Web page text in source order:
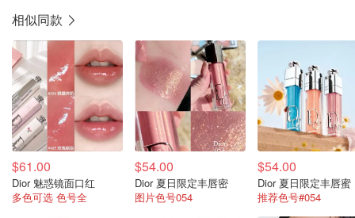
相似同款
$61.00
Dior 魅惑镜面口红
多色可选 色号全
$54.00
Dior 夏日限定丰唇密
图片色号054
$54.00
Dior 夏日限定丰唇蜜
推荐色号#054